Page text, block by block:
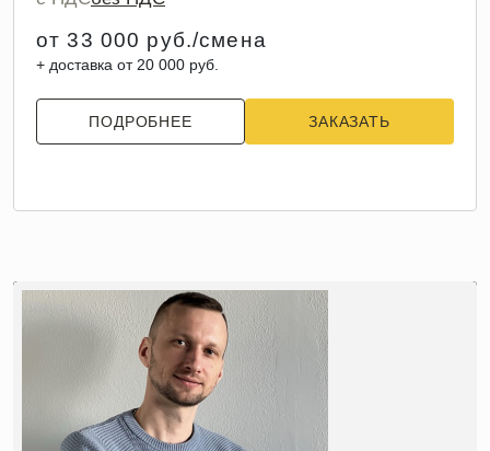
от 33 000 руб./смена
+ доставка от 20 000 руб.
ПОДРОБНЕЕ ЗАКАЗАТЬ